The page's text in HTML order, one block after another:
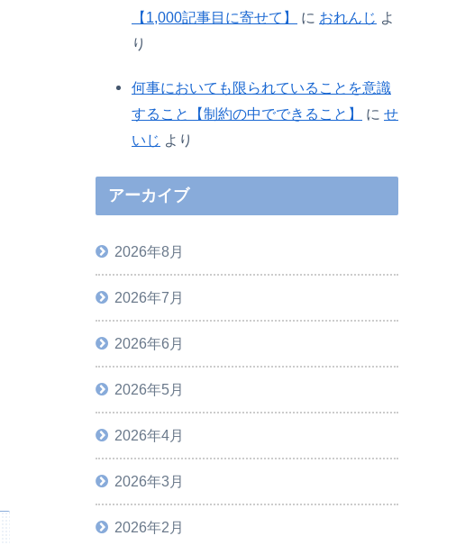
【1,000記事目に寄せて】
に おれんじ よ
り
何事においても限られていることを意識
すること【制約の中でできること】
に せ
いじ より
アーカイブ
2026年8月
2026年7月
2026年6月
2026年5月
2026年4月
2026年3月
2026年2月